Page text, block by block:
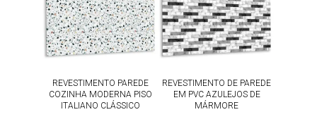
REVESTIMENTO PAREDE
COZINHA MODERNA PISO
ITALIANO CLÁSSICO
REVESTIMENTO DE PAREDE
EM PVC AZULEJOS DE
MÁRMORE